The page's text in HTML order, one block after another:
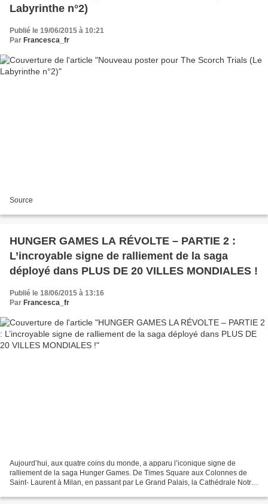
Labyrinthe n°2)
Publié le 19/06/2015 à 10:21
Par Francesca_fr
Source
HUNGER GAMES LA RÉVOLTE – PARTIE 2 :
L’incroyable signe de ralliement de la saga
déployé dans PLUS DE 20 VILLES MONDIALES !
Publié le 18/06/2015 à 13:16
Par Francesca_fr
Aujourd’hui, aux quatre coins du monde, a apparu l’iconique signe de
ralliement de la saga Hunger Games. De Times Square aux Colonnes de
Saint- Laurent à Milan, en passant par Le Grand Palais, la Cathédrale Notre-